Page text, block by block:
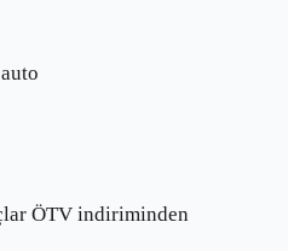
ÖTV indiriminden